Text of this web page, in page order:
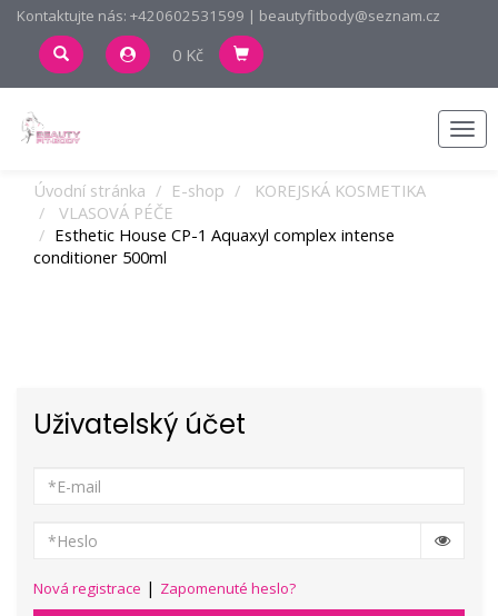
Kontaktujte nás: +420602531599 | beautyfitbody@seznam.cz
0 Kč
Úvodní stránka E-shop
KOREJSKÁ KOSMETIKA
VLASOVÁ PÉČE
Esthetic House CP-1 Aquaxyl complex intense
conditioner 500ml
Uživatelský účet
Nová registrace | Zapomenuté heslo?